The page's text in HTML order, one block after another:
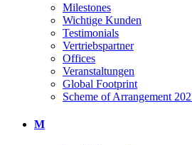
Milestones
Wichtige Kunden
Testimonials
Vertriebspartner
Offices
Veranstaltungen
Global Footprint
Scheme of Arrangement
M